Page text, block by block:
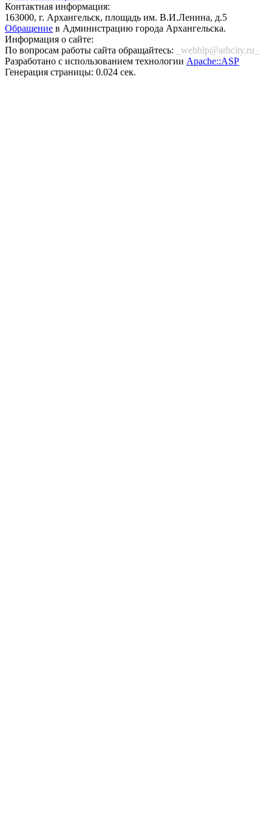
Контактная информация:
163000, г. Архангельск, площадь им. В.И.Ленина, д.5
Обращение в Администрацию города Архангельска.
Информация о сайте:
По вопросам работы сайта обращайтесь:
_webhlp@arhcity.ru_
Разработано с использованием технологии Apache::ASP
Генерация страницы: 0.024 сек.